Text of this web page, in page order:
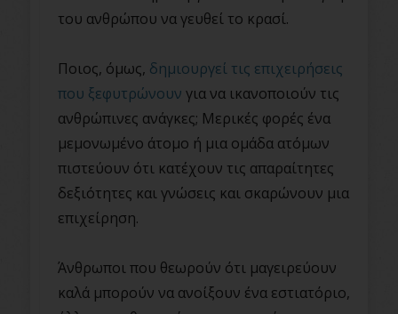
του ανθρώπου να γευθεί το κρασί.
Ποιος, όμως, δημιουργεί τις επιχειρήσεις
που ξεφυτρώνουν για να ικανοποιούν τις
ανθρώπινες ανάγκες; Μερικές φορές ένα
μεμονωμένο άτομο ή μια ομάδα ατόμων
πιστεύουν ότι κατέχουν τις απαραίτητες
δεξιότητες και γνώσεις και σκαρώνουν μια
επιχείρηση.
Άνθρωποι που θεωρούν ότι μαγειρεύουν
καλά μπορούν να ανοίξουν ένα εστιατόριο,